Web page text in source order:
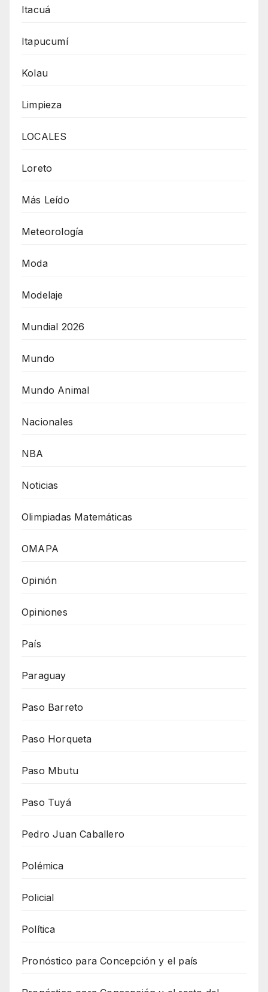
Itacuá
Itapucumí
Kolau
Limpieza
LOCALES
Loreto
Más Leído
Meteorología
Moda
Modelaje
Mundial 2026
Mundo
Mundo Animal
Nacionales
NBA
Noticias
Olimpiadas Matemáticas
OMAPA
Opinión
Opiniones
País
Paraguay
Paso Barreto
Paso Horqueta
Paso Mbutu
Paso Tuyá
Pedro Juan Caballero
Polémica
Policial
Política
Pronóstico para Concepción y el país